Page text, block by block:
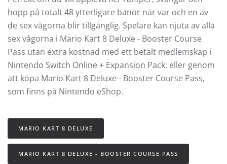
hopp på totalt 48 ytterligare banor när var och en av
de sex vågorna blir tillgänglig. Spelare kan njuta av alla
sex vågorna i Mario Kart 8 Deluxe - Booster Course
Pass utan extra kostnad med ett betalt medlemskap i
Nintendo Switch Online + Expansion Pack, eller genom
att köpa Mario Kart 8 Deluxe - Booster Course Pass,
som finns på Nintendo eShop.
MARIO KART 8 DELUXE
MARIO KART 8 DELUXE - BOOSTER COURSE PASS